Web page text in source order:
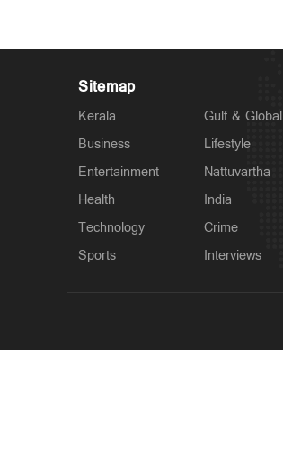
Sitemap
Kerala
Business
Entertainment
Health
Technology
Sports
Gulf & Global
Lifestyle
Nattuvartha
India
Crime
Interviews